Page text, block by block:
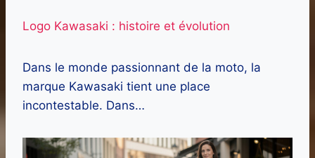
Logo Kawasaki : histoire et évolution
Dans le monde passionnant de la moto, la
marque Kawasaki tient une place
incontestable. Dans…